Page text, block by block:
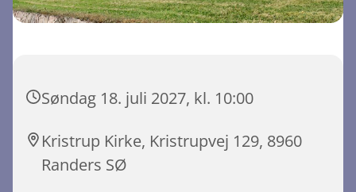
Søndag 18. juli 2027, kl. 10:00
Kristrup Kirke, Kristrupvej 129, 8960
Randers SØ